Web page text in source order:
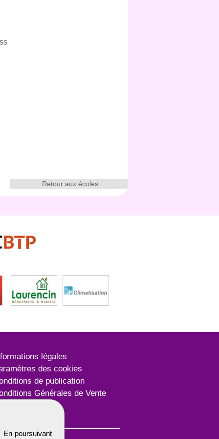
Retour aux écoles
En poursuivant
légales
des cookies
de publication
Générales de Vente